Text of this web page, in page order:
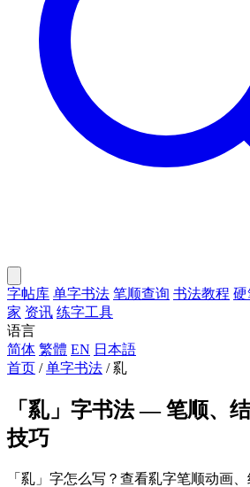
字帖库 单字书法 笔顺查询 书法教程 硬
家 资讯 练字工具
语言
简体 繁體 EN 日本語
首页 / 单字书法 / 乿
「乿」字书法 — 笔顺、
技巧
「乿」字怎么写？查看乿字笔顺动画